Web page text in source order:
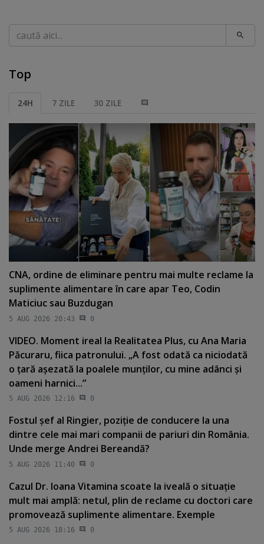
Caută
Top
24H 7 ZILE 30 ZILE
CNA, ordine de eliminare pentru mai multe reclame la
suplimente alimentare în care apar Teo, Codin
Maticiuc sau Buzdugan
5 AUG 2026 20:43 0
VIDEO. Moment ireal la Realitatea Plus, cu Ana Maria
Păcuraru, fiica patronului. „A fost odată ca niciodată
o ţară aşezată la poalele munţilor, cu mine adânci şi
oameni harnici...”
5 AUG 2026 12:16 0
Fostul şef al Ringier, poziţie de conducere la una
dintre cele mai mari companii de pariuri din România.
Unde merge Andrei Bereandă?
5 AUG 2026 11:40 0
Cazul Dr. Ioana Vitamina scoate la iveală o situaţie
mult mai amplă: netul, plin de reclame cu doctori care
promovează suplimente alimentare. Exemple
5 AUG 2026 18:16 0